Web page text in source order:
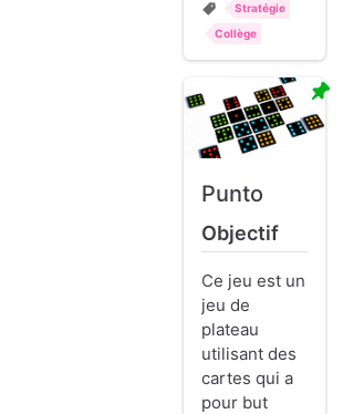
Stratégie
Collège
Punto
Objectif
Ce jeu est un
jeu de
plateau
utilisant des
cartes qui a
pour but